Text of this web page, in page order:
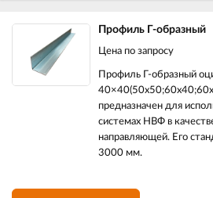
Профиль Г-образный
Цена по запросу
Профиль Г-образный
предназначен для
системах НВФ в
направляющей. Его
3000 мм.